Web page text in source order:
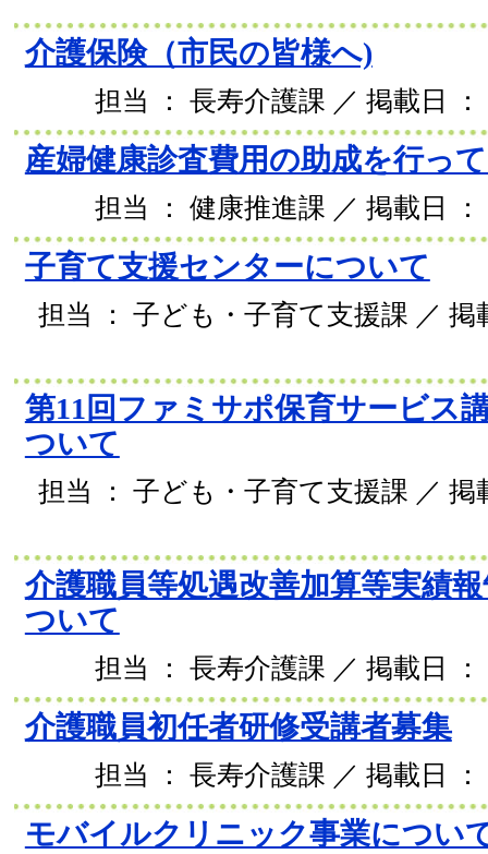
介護保険（市民の皆様へ)
担当 ： 長寿介護課 ／ 掲載日 ：
産婦健康診査費用の助成を行っ
担当 ： 健康推進課 ／ 掲載日 ：
子育て支援センターについて
担当 ： 子ども・子育て支援課 ／ 掲
第11回ファミサポ保育サービス
ついて
担当 ： 子ども・子育て支援課 ／ 掲
介護職員等処遇改善加算等実績
ついて
担当 ： 長寿介護課 ／ 掲載日 ：
介護職員初任者研修受講者募集
担当 ： 長寿介護課 ／ 掲載日 ：
モバイルクリニック事業につい